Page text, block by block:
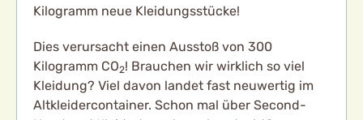
Kilogramm neue Kleidungsstücke!
Dies verursacht einen Ausstoß von 300
Kilogramm CO2! Brauchen wir wirklich so viel
Kleidung? Viel davon landet fast neuwertig im
Altkleidercontainer. Schon mal über Second-